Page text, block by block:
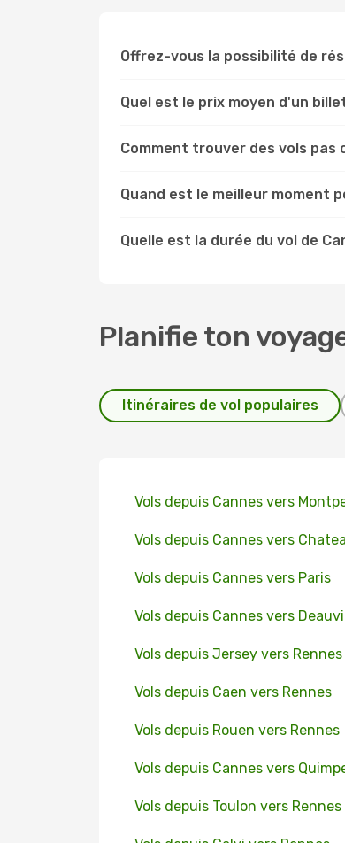
Offrez-vous la possibilité de
Quel est le prix moyen d'un
Comment trouver des vols pas
Quand est le meilleur moment
Quelle est la durée du vol de
Planifie ton
Itinéraires de vol populaires
Vols depuis Cannes vers
Vols depuis Cannes vers
Vols depuis Cannes vers Paris
Vols depuis Cannes vers
Vols depuis Jersey vers Rennes
Vols depuis Caen vers Rennes
Vols depuis Rouen vers Rennes
Vols depuis Cannes vers
Vols depuis Toulon vers Rennes